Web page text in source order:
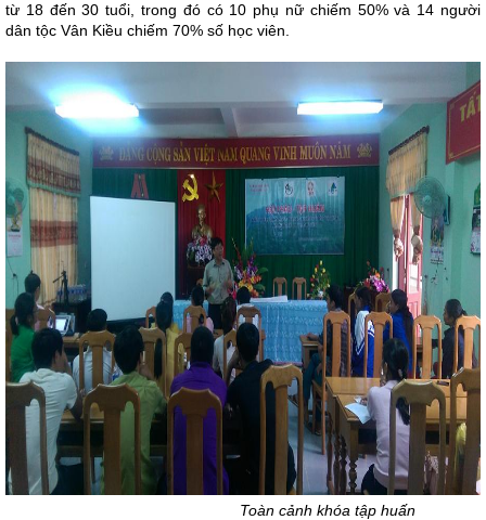
từ 18 đến 30 tuổi, trong đó có 10 phụ nữ chiếm 50% và 14 người
dân tộc Vân Kiều chiếm 70% số học viên.
Toàn cảnh khóa tập huấn